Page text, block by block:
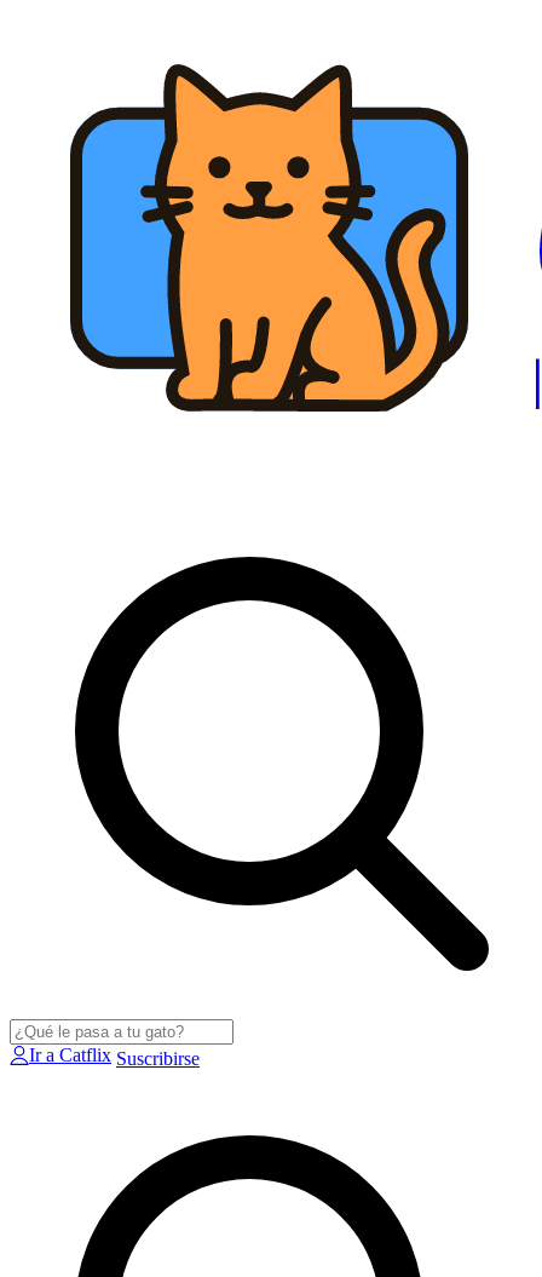
Ir a Catflix Suscribirse